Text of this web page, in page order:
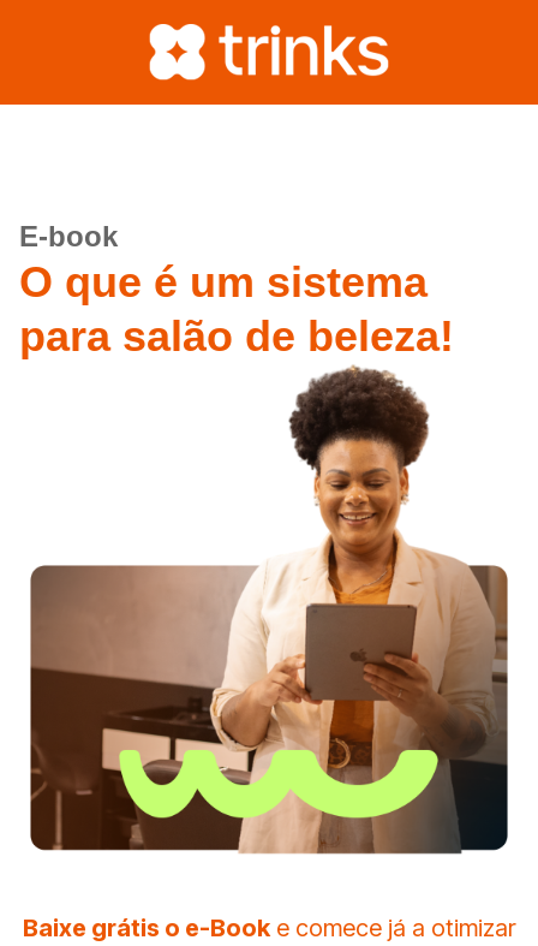
E-book
O que é um sistema
para salão de beleza!
Baixe grátis o e-Booke comece já a otimizar